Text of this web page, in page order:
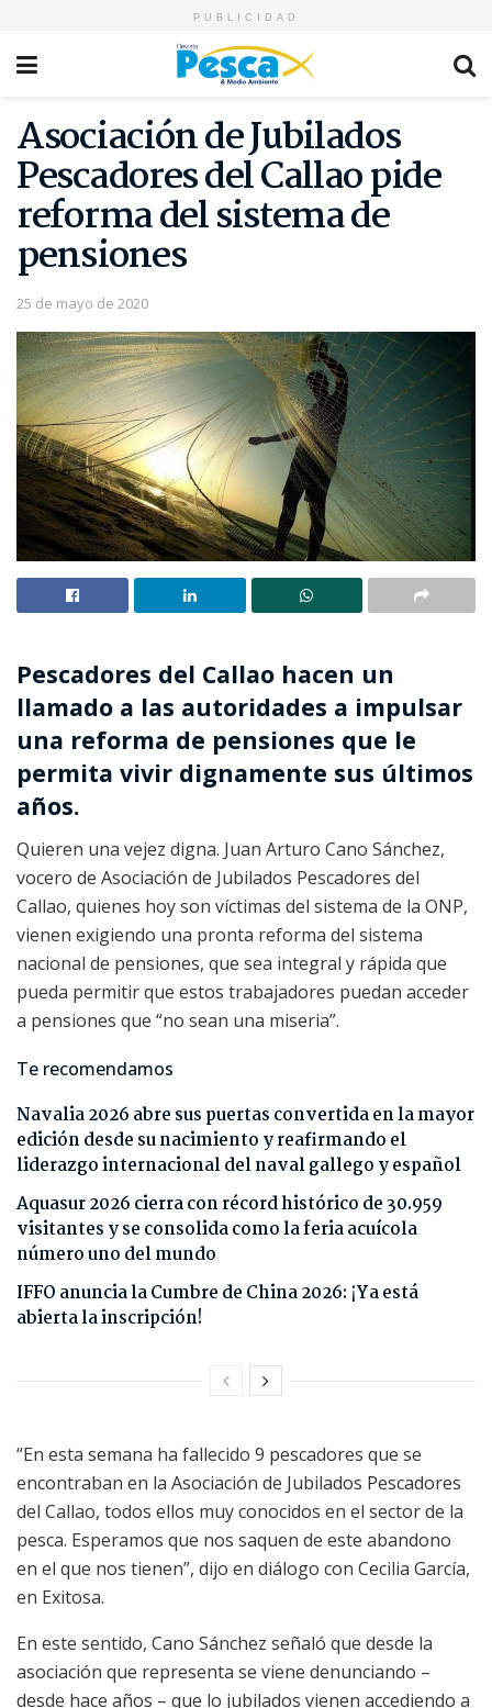
PUBLICIDAD
Asociación de Jubilados
Pescadores del Callao pide
reforma del sistema de
pensiones
25 de mayo de 2020
Pescadores del Callao hacen un
llamado a las autoridades a impulsar
una reforma de pensiones que le
permita vivir dignamente sus últimos
años.
Quieren una vejez digna. Juan Arturo Cano Sánchez,
vocero de Asociación de Jubilados Pescadores del
Callao, quienes hoy son víctimas del sistema de la ONP,
vienen exigiendo una pronta reforma del sistema
nacional de pensiones, que sea integral y rápida que
pueda permitir que estos trabajadores puedan acceder
a pensiones que “no sean una miseria”.
Te recomendamos
Navalia 2026 abre sus puertas convertida en la mayor
edición desde su nacimiento y reafirmando el
liderazgo internacional del naval gallego y español
Aquasur 2026 cierra con récord histórico de 30.959
visitantes y se consolida como la feria acuícola
número uno del mundo
IFFO anuncia la Cumbre de China 2026: ¡Ya está
abierta la inscripción!
“En esta semana ha fallecido 9 pescadores que se
encontraban en la Asociación de Jubilados Pescadores
del Callao, todos ellos muy conocidos en el sector de la
pesca. Esperamos que nos saquen de este abandono
en el que nos tienen”, dijo en diálogo con Cecilia García,
en Exitosa.
En este sentido, Cano Sánchez señaló que desde la
asociación que representa se viene denunciando –
desde hace años – que lo jubilados vienen accediendo a